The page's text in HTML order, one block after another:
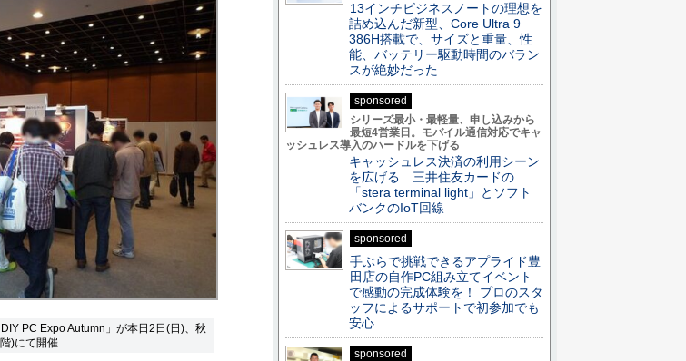
PC Expo Autumn」が本日2日(日)、秋
)にて開催
13インチビジネスノートの理想を
詰め込んだ新型、Core Ultra 9
386H搭載で、サイズと重量、性
能、バッテリー駆動時間のバラン
スが絶妙だった
sponsored
シリーズ最小・最軽量、申し込みから
最短4営業日。モバイル通信対応でキャ
ッシュレス導入のハードルを下げる
キャッシュレス決済の利用シーン
を広げる 三井住友カードの
「stera terminal light」とソフト
バンクのIoT回線
sponsored
手ぶらで挑戦できるアプライド豊
田店の自作PC組み立てイベント
で感動の完成体験を！ プロのスタ
ッフによるサポートで初参加でも
安心
sponsored